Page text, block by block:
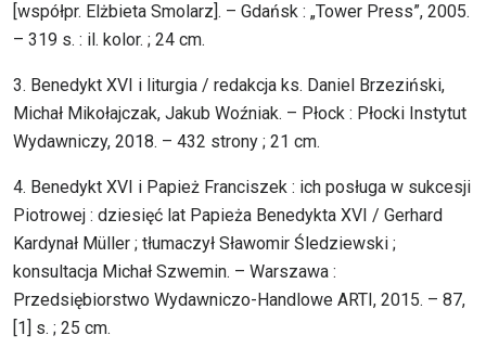
[współpr. Elżbieta Smolarz]. – Gdańsk : „Tower Press”, 2005.
– 319 s. : il. kolor. ; 24 cm.
3. Benedykt XVI i liturgia / redakcja ks. Daniel Brzeziński,
Michał Mikołajczak, Jakub Woźniak. – Płock : Płocki Instytut
Wydawniczy, 2018. – 432 strony ; 21 cm.
4. Benedykt XVI i Papież Franciszek : ich posługa w sukcesji
Piotrowej : dziesięć lat Papieża Benedykta XVI / Gerhard
Kardynał Müller ; tłumaczył Sławomir Śledziewski ;
konsultacja Michał Szwemin. – Warszawa :
Przedsiębiorstwo Wydawniczo-Handlowe ARTI, 2015. – 87,
[1] s. ; 25 cm.